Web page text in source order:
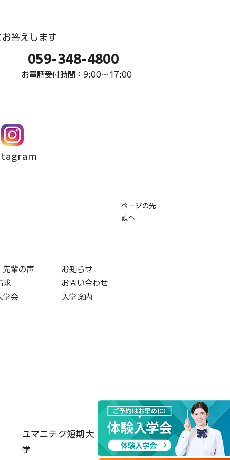
答えします
059-348-4800
お電話受付時間：9:00〜17:00
ページの先
頭へ
先輩の声
お知らせ
求
お問い合わせ
学会
入学案内
ユマニテク短期大
学